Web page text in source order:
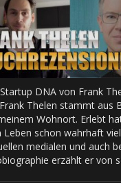
DNA von Frank
Thelen stammt aus
Wohnort. Erlebt
schon wahrhaft
medialen und auch
erzählt er von